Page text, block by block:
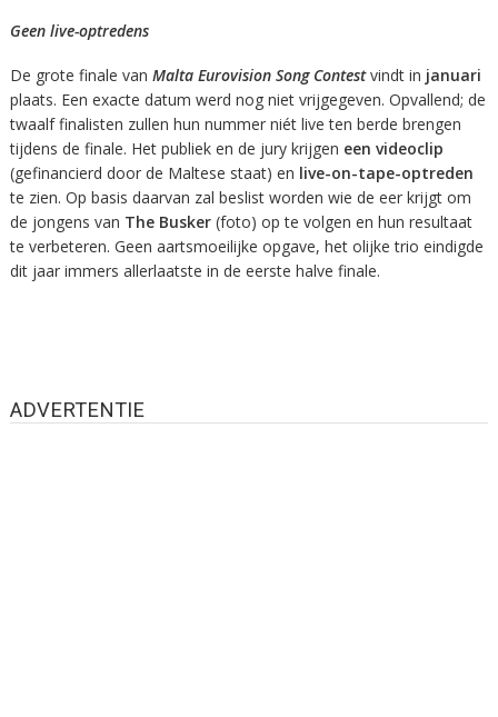
Geen live-optredens
De grote finale van Malta Eurovision Song Contestvindt in januari
plaats. Een exacte datum werd nog niet vrijgegeven. Opvallend; de
twaalf finalisten zullen hun nummer niét live ten berde brengen
tijdens de finale. Het publiek en de jury krijgen een videoclip
(gefinancierd door de Maltese staat) en live-on-tape-optreden
te zien. Op basis daarvan zal beslist worden wie de eer krijgt om
de jongens van The Busker(foto) op te volgen en hun resultaat
te verbeteren. Geen aartsmoeilijke opgave, het olijke trio eindigde
dit jaar immers allerlaatste in de eerste halve finale.
ADVERTENTIE